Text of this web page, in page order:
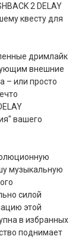
2 DELAY
квесту для
дримлайк
внешние
– или просто
вашего
музыкальную
силой
этой
в избранных
поднимает